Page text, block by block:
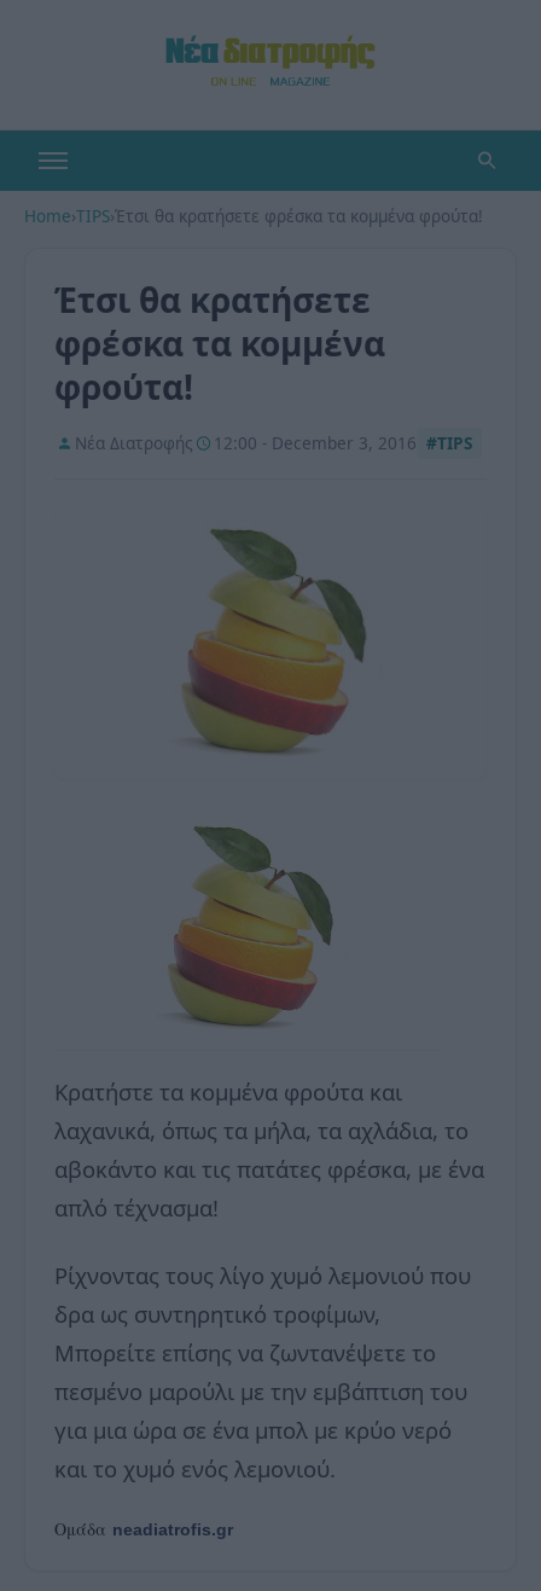
Home›TIPS›Έτσι θα κρατήσετε φρέσκα τα κομμένα φρούτα!
Έτσι θα κρατήσετε
φρέσκα τα κομμένα
φρούτα!
Νέα Διατροφής 12:00 - December 3, 2016 #TIPS
Κρατήστε τα κομμένα φρούτα και
λαχανικά, όπως τα μήλα, τα αχλάδια, το
αβοκάντο και τις πατάτες φρέσκα, με ένα
απλό τέχνασμα!
Ρίχνοντας τους λίγο χυμό λεμονιού που
δρα ως συντηρητικό τροφίμων,
Μπορείτε επίσης να ζωντανέψετε το
πεσμένο μαρούλι με την εμβάπτιση του
για μια ώρα σε ένα μπολ με κρύο νερό
και το χυμό ενός λεμονιού.
Ομάδα neadiatrofis.gr